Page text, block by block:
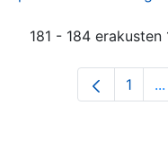
181 - 184
1 ...